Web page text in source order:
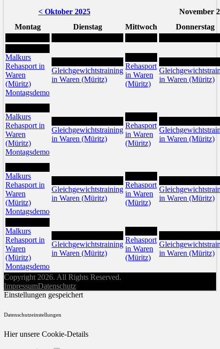
< Oktober 2025
November
Montag
Dienstag Mittwoch Donnerstag
Malkurs
Rehasport in
Waren
(Müritz)
Montagsdemo
Gleichgewichtstraining
in Waren (Müritz)
Rehasport
in Waren
(Müritz)
in Waren (Müritz)
Malkurs
Rehasport in
Waren
(Müritz)
Montagsdemo
Gleichgewichtstraining
in Waren (Müritz)
Rehasport
in Waren
(Müritz)
in Waren (Müritz)
Malkurs
Rehasport in
Waren
(Müritz)
Montagsdemo
Gleichgewichtstraining
in Waren (Müritz)
Rehasport
in Waren
(Müritz)
in Waren (Müritz)
Malkurs
Rehasport in
Waren
(Müritz)
Montagsdemo
Gleichgewichtstraining
in Waren (Müritz)
Rehasport
in Waren
(Müritz)
in Waren (Müritz)
Copyright 2026. All Rights Reserved.
ImpressumDatenschutz
Einstellungen gespeichert
Datenschutzeinstellungen
Hier unsere Cookie-Details